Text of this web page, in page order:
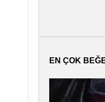
EN ÇOK